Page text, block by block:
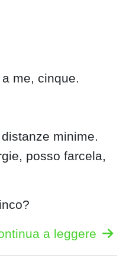
me, cinque.
minime.
posso farcela,
a leggere